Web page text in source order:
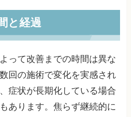
と経過
って改善までの時間は異な
回の施術で変化を実感され
症状が長期化している場合
あります。焦らず継続的に